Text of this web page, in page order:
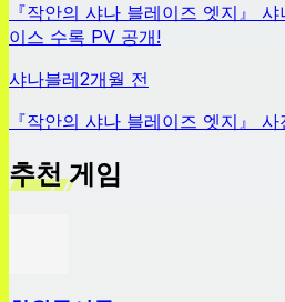
『작안의 샤나 블레이즈 엣지』
이스 수록 PV 공개!
샤나블레2개월 전
『작안의 샤나 블레이즈 엣지』
추천 게임